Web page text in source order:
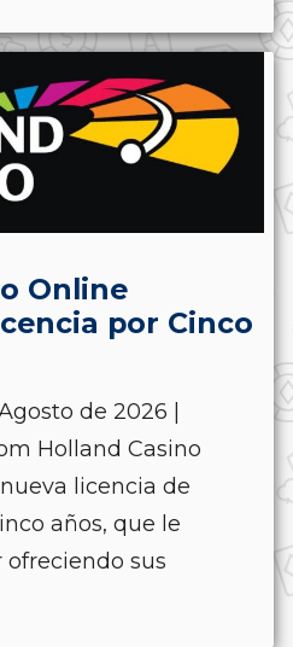
Online
por Cinco
de 2026 |
Holland Casino
licencia de
años, que le
sus